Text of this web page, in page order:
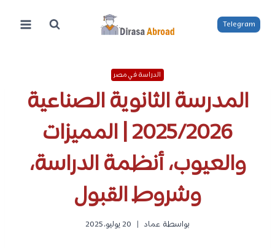
المحتوى
Telegram
الدراسة في مصر
المدرسة الثانوية الصناعية
2025/2026 | المميزات
والعيوب، أنظمة الدراسة،
وشروط القبول
بواسطة عماد 20 يوليو، 2025